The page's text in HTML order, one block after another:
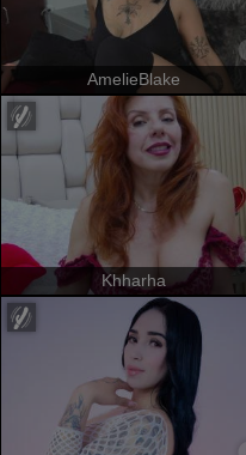
AmelieBlake
Khharha